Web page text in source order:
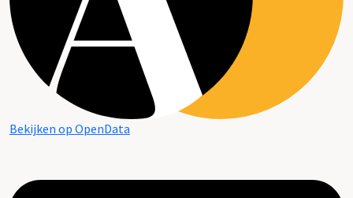
Bekijken op OpenData